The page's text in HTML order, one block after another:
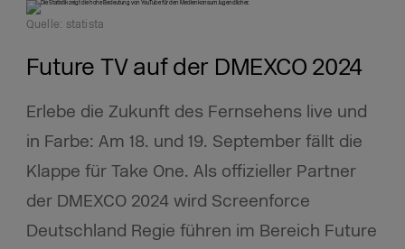
Quelle: statista
Future TV auf der DMEXCO 2024
Erlebe die Zukunft des Fernsehens live und
in Farbe: Am 18. und 19. September fällt die
Klappe für Take One. Als offizieller Partner
der DMEXCO 2024 wird Screenforce
Deutschland Regie führen im Bereich Future